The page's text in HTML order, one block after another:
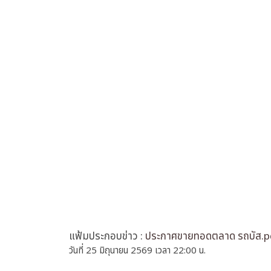
แฟ้มประกอบข่าว : ประกาศขายทอดตลาด รถบัส
วันที่ 25 มิถุนายน 2569 เวลา 22:00 น.